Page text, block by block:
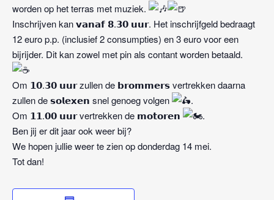
worden op het terras met muziek.
Inschrijven kan 𝘃𝗮𝗻𝗮𝗳 𝟴.𝟯𝟬 𝘂𝘂𝗿. Het inschrijfgeld bedraagt
12 euro p.p. (inclusief 2 consumpties) en 3 euro voor een
bijrijder. Dit kan zowel met pin als contant worden betaald.
Om 𝟭𝟬.𝟯𝟬 𝘂𝘂𝗿 zullen de 𝗯𝗿𝗼𝗺𝗺𝗲𝗿𝘀 vertrekken daarna
zullen de 𝘀𝗼𝗹𝗲𝘅𝗲𝗻 snel genoeg volgen
.
Om 𝟭𝟭.𝟬𝟬 𝘂𝘂𝗿 vertrekken de 𝗺𝗼𝘁𝗼𝗿𝗲𝗻
.
Ben jij er dit jaar ook weer bij?
We hopen jullie weer te zien op donderdag 14 mei.
Tot dan!